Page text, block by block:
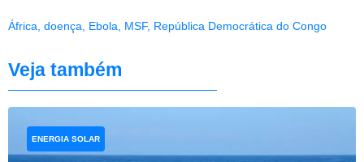
África, doença, Ebola, MSF, República Democrática do Congo
Veja também
ENERGIA SOLAR